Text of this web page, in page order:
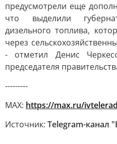
предусмотрели еще
что выделили
дизельного топлива,
через
- отметил Денис
председателя
---------
MAX: https://max.ru/
Источник: Telegram-канал